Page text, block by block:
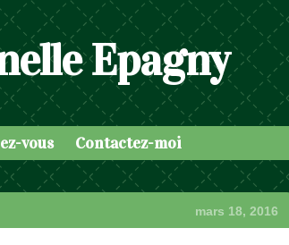
Epagny
vous Contactez-moi
mars 18, 2016